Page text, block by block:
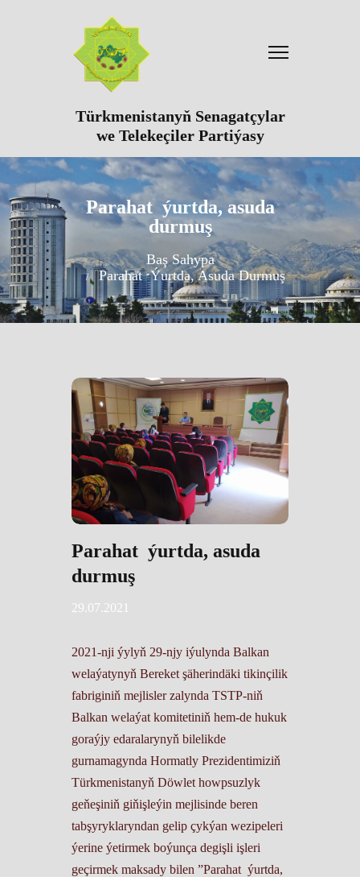
Türkmenistanyň Senagatçylar
we Telekeçiler Partiýasy
Parahat ýurtda, asuda
durmuş
Baş Sahypa
Parahat Ýurtda, Asuda Durmuş
Parahat ýurtda, asuda
durmuş
29.07.2021
2021-nji ýylyň 29-njy iýulynda Balkan
welaýatynyň Bereket şäherindäki tikinçilik
fabriginiň mejlisler zalynda TSTP-niň
Balkan welaýat komitetiniň hem-de hukuk
goraýjy edaralarynyň bilelikde
gurnamagynda Hormatly Prezidentimiziň
Türkmenistanyň Döwlet howpsuzlyk
geňeşiniň giňişleýin mejlisinde beren
tabşyryklaryndan gelip çykýan wezipeleri
ýerine ýetirmek boýunça degişli işleri
geçirmek maksady bilen ”Parahat ýurtda,